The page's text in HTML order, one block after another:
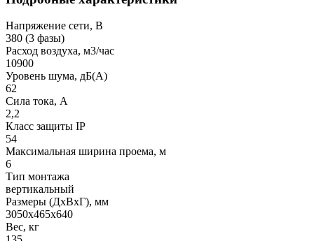
Напряжение сети, В
380 (3 фазы)
Расход воздуха, м3/час
10900
Уровень шума, дБ(A)
62
Сила тока, A
2,2
Класс защиты IP
54
Максимальная ширина проема, м
6
Тип монтажа
вертикальный
Размеры (ДхВхГ), мм
3050x465x640
Вес, кг